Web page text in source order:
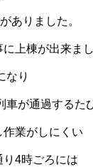
ありました。
上棟が出来まし
なり
が通過するた
作業がしにくい
4時ごろには